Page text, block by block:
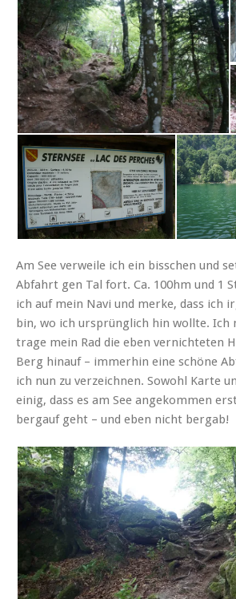
Am See verweile ich ein bisschen und
Abfahrt gen Tal fort. Ca. 100hm und 1
ich auf mein Navi und merke, dass ich
bin, wo ich ursprünglich hin wollte. Ich
trage mein Rad die eben vernichteten
Berg hinauf – immerhin eine schöne
ich nun zu verzeichnen. Sowohl Karte
einig, dass es am See angekommen
bergauf geht – und eben nicht bergab!